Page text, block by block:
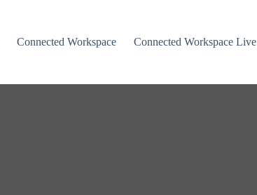
Connected Workspace Connected Workspace Live